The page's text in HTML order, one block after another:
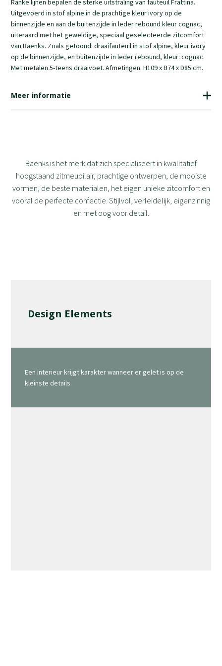
Ranke lijnen bepalen de sterke uitstraling van fauteuil Frattina.
Uitgevoerd in stof alpine in de prachtige kleur ivory op de
binnenzijde en aan de buitenzijde in leder rebound kleur cognac,
uiteraard met het geweldige, speciaal geselecteerde zitcomfort
van Baenks. Zoals getoond: draaifauteuil in stof alpine, kleur ivory
op de binnenzijde, en buitenzijde in leder rebound, kleur: cognac.
Met metalen 5-teens draaivoet. Afmetingen: H109 x B74 x D85 cm.
Meer informatie
Baenks is het merk dat zich specialiseert in kwalitatief
hoogstaand zitmeubilair, prachtige ontwerpen, de mooiste
vormen, de beste materialen, het eigen unieke zitcomfort en
vooral de perfecte confectie. Stijlvol, verleidelijk, eigenzinnig
en met oog voor detail.
Design Elements
Een interieur krijgt karakter wanneer er gelet is op de
kleinste details.